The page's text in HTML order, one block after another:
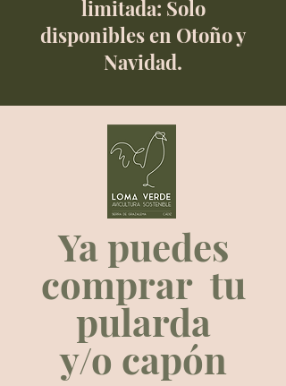
limitada: Solo
disponibles en Otoño y
Navidad.
Ya puedes
comprar tu
pularda
y/o capón